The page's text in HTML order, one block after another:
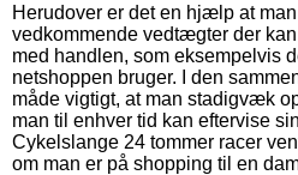
Herudover er det en hjælp at
vedkommende vedtægter der
med handlen, som eksempelvis
netshoppen bruger. I den
måde vigtigt, at man stadigvæk
man til enhver tid kan eftervise
Cykelslange 24 tommer racer
om man er på shopping til en